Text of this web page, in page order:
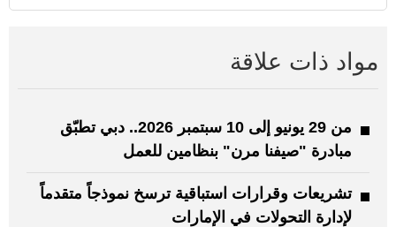
مواد ذات علاقة
من 29 يونيو إلى 10 سبتمبر 2026.. دبي تطبّق
مبادرة "صيفنا مرن" بنظامين للعمل
تشريعات وقرارات استباقية ترسخ نموذجاً متقدماً
لإدارة التحولات في الإمارات